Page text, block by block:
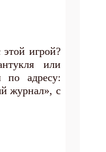
игрой?
или
адресу:
журнал», с